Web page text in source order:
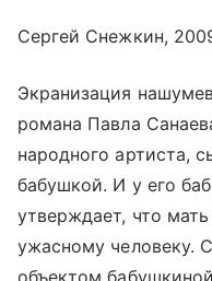
Сергей Снежкин,
Экранизация
романа Павла
народного артиста,
бабушкой. И у его
утверждает, что
ужасному человеку.
объектом